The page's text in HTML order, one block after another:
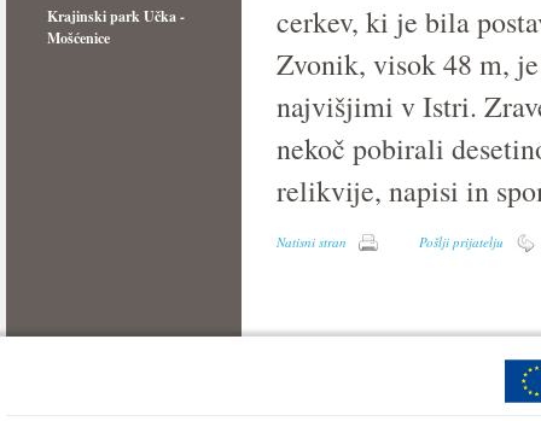
Krajinski park Učka -
Mošćenice
cerkev, ki je bila
Zvonik, visok 48 m,
najvišjimi v Istri.
nekoč pobirali
relikvije, napisi in
Natisni stran Pošlji prijatelju